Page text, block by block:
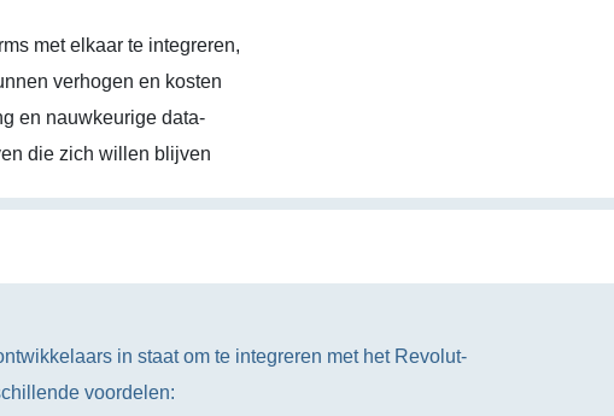
met elkaar te integreren,
verhogen en kosten
en nauwkeurige data-
die zich willen blijven
in staat om te integreren met het Revolut-
voordelen: